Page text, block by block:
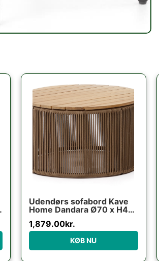
Udendørs sofabord Kave
Home Dandara Ø70 x H40
1,879.00kr.
KØB NU